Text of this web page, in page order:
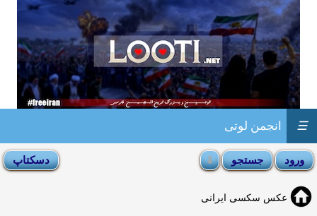
انجمن لوتی ☰
عکس سکسی ایرانی